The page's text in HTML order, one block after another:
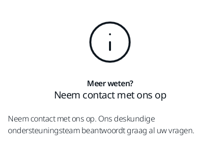
Meer weten?
Neem contact met ons op
Neem contact met ons op. Ons deskundige
ondersteuningsteam beantwoordt graag al uw vragen.